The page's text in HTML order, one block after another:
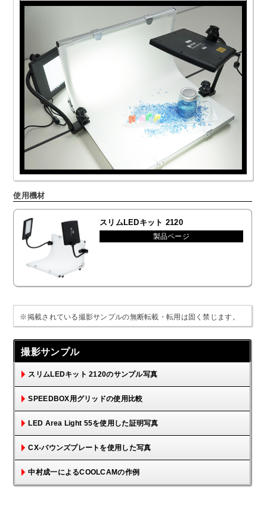
使用機材
スリムLEDキット 2120
製品ページ
※掲載されている撮影サンプルの無断転載・転用は固く禁じます。
撮影サンプル
スリムLEDキット 2120のサンプル写真
SPEEDBOX用グリッドの使用比較
LED Area Light 55を使用した証明写真
CX-バウンズプレートを使用した写真
中村成一によるCOOLCAMの作例